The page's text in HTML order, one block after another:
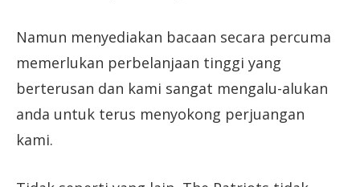
Namun menyediakan bacaan secara percuma
memerlukan perbelanjaan tinggi yang
berterusan dan kami sangat mengalu-alukan
anda untuk terus menyokong perjuangan
kami.